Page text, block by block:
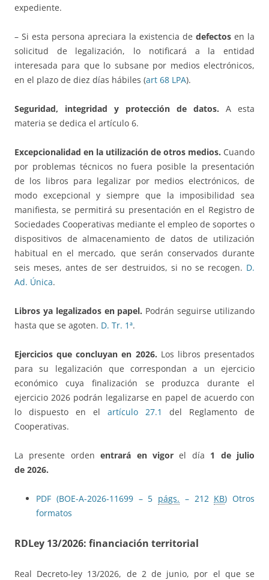
expediente.
– Si esta persona apreciara la existencia de defectos en la
solicitud de legalización, lo notificará a la entidad
interesada para que lo subsane por medios electrónicos,
en el plazo de diez días hábiles (art 68 LPA).
Seguridad, integridad y protección de datos. A esta
materia se dedica el artículo 6.
Excepcionalidad en la utilización de otros medios. Cuando
por problemas técnicos no fuera posible la presentación
de los libros para legalizar por medios electrónicos, de
modo excepcional y siempre que la imposibilidad sea
manifiesta, se permitirá su presentación en el Registro de
Sociedades Cooperativas mediante el empleo de soportes o
dispositivos de almacenamiento de datos de utilización
habitual en el mercado, que serán conservados durante
seis meses, antes de ser destruidos, si no se recogen. D.
Ad. Única.
Libros ya legalizados en papel. Podrán seguirse utilizando
hasta que se agoten. D. Tr. 1ª.
Ejercicios que concluyan en 2026. Los libros presentados
para su legalización que correspondan a un ejercicio
económico cuya finalización se produzca durante el
ejercicio 2026 podrán legalizarse en papel de acuerdo con
lo dispuesto en el artículo 27.1
del Reglamento de
Cooperativas.
La presente ordenentrará en vigor el día 1 de julio
de 2026.
PDF (BOE-A-2026-11699 – 5 págs. – 212 KB) Otros
formatos
RDLey 13/2026: financiación territorial
Real Decreto-ley 13/2026, de 2 de junio, por el que se